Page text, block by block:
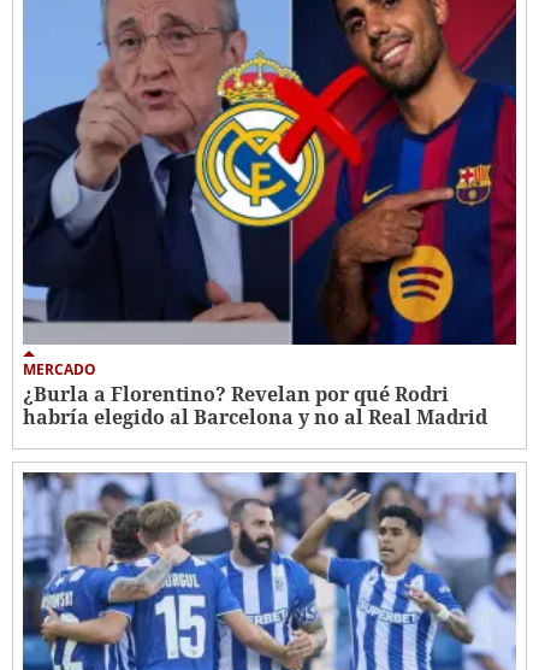
MERCADO
¿Burla a Florentino? Revelan por qué Rodri
habría elegido al Barcelona y no al Real Madrid